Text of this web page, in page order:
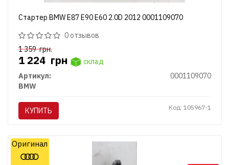
Стартер BMW E87 E90 E60 2.0D 2012 0001109070
0 отзывов
1 359грн.
1 224 грн
склад
Артикул:
0001109070
BMW
КУПИТЬ Код: 105967-1
Оригинал